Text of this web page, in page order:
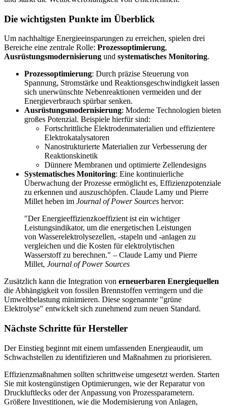
Die wichtigsten Punkte im Überblick
Um nachhaltige Energieeinsparungen zu erreichen, spielen drei
Bereiche eine zentrale Rolle: Prozessoptimierung,
Ausrüstungsmodernisierung und systematisches Monitoring.
Prozessoptimierung: Durch präzise Steuerung von
Spannung, Stromstärke und Reaktionsgeschwindigkeit lassen
sich unerwünschte Nebenreaktionen vermeiden und der
Energieverbrauch spürbar senken.
Ausrüstungsmodernisierung: Moderne Technologien bieten
großes Potenzial. Beispiele hierfür sind:
Fortschrittliche Elektrodenmaterialien und effizientere
Elektrokatalysatoren
Nanostrukturierte Materialien zur Verbesserung der
Reaktionskinetik
Dünnere Membranen und optimierte Zellendesigns
Systematisches Monitoring: Eine kontinuierliche
Überwachung der Prozesse ermöglicht es, Effizienzpotenziale
zu erkennen und auszuschöpfen. Claude Lamy und Pierre
Millet heben im Journal of Power Sources hervor:
"Der Energieeffizienzkoeffizient ist ein wichtiger
Leistungsindikator, um die energetischen Leistungen
von Wasserelektrolysezellen, -stapeln und -anlagen zu
vergleichen und die Kosten für elektrolytischen
Wasserstoff zu berechnen." – Claude Lamy und Pierre
Millet, Journal of Power Sources
Zusätzlich kann die Integration von erneuerbaren Energiequellen
die Abhängigkeit von fossilen Brennstoffen verringern und die
Umweltbelastung minimieren. Diese sogenannte "grüne
Elektrolyse" entwickelt sich zunehmend zum neuen Standard.
Nächste Schritte für Hersteller
Der Einstieg beginnt mit einem umfassenden Energieaudit, um
Schwachstellen zu identifizieren und Maßnahmen zu priorisieren.
Effizienzmaßnahmen sollten schrittweise umgesetzt werden. Starten
Sie mit kostengünstigen Optimierungen, wie der Reparatur von
Druckluftlecks oder der Anpassung von Prozessparametern.
Größere Investitionen, wie die Modernisierung von Anlagen,